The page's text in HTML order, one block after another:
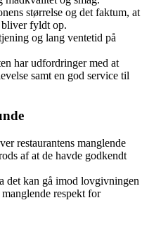
størrelse og det faktum, at
bliver fyldt op.
og lang ventetid på
har udfordringer med at
samt en god service til
restaurantens manglende
af at de havde godkendt
det kan gå imod lovgivningen
respekt for